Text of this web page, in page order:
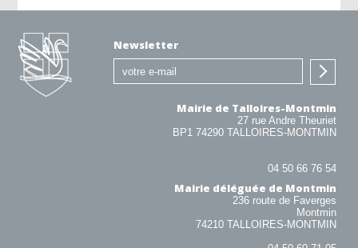
Newsletter
Mairie de Talloires-Montmin
27 rue Andre Theuriet
BP1 74290 TALLOIRES-MONTMIN
04 50 66 76 54
Mairie déléguée de Montmin
236 route de Faverges
Montmin
74210 TALLOIRES-MONTMIN